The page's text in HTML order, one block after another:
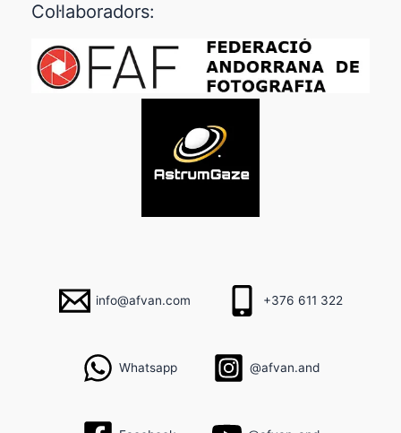
Col·laboradors:
info@afvan.com +376 611 322
Whatsapp @afvan.and